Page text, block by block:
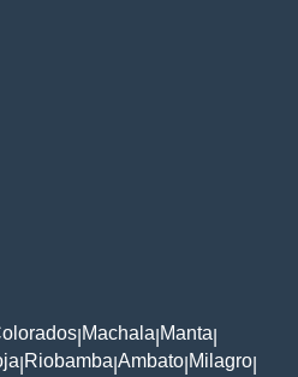
Machala Manta
Riobamba Ambato Milagro